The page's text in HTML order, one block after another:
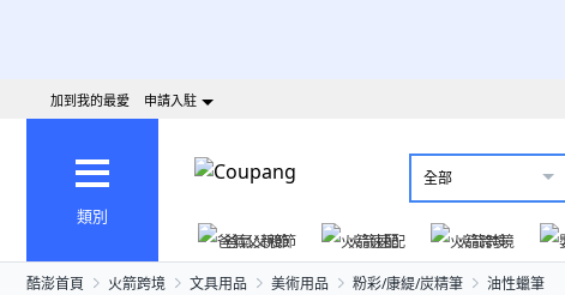
加到我的最愛 申請入駐
類別
全部
爸氣父親節 火箭速配 火箭跨境
酷澎首頁 火箭跨境 文具用品 美術用品 粉彩/康緹/炭精筆 油性蠟筆